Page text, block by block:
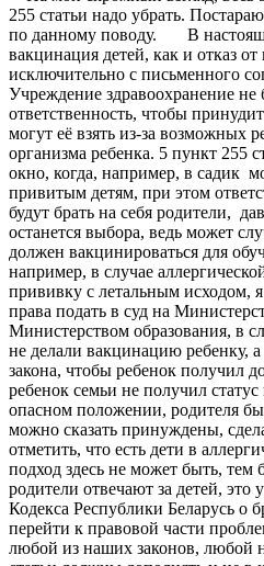
255 статьи надо убрать.
по данному поводу. В
вакцинация детей, как и отказ
исключительно с письменного
Учреждение здравоохранение не
ответственность, чтобы
могут её взять из-за возможных
организма ребенка. 5 пункт 255
окно, когда, например, в садик
привитым детям, при этом
будут брать на себя родители,
останется выбора, ведь может
должен вакцинироваться для
например, в случае
прививку с летальным исходом,
права подать в суд на
Министерством образования, в
не делали вакцинацию ребенку,
закона, чтобы ребенок получил
ребенок семьи не получил
опасном положении, родителя
можно сказать принуждены,
отметить, что есть дети в
подход здесь не может быть, тем
родители отвечают за детей, это
Кодекса Республики Беларусь
перейти к правовой части
любой из наших законов, любой